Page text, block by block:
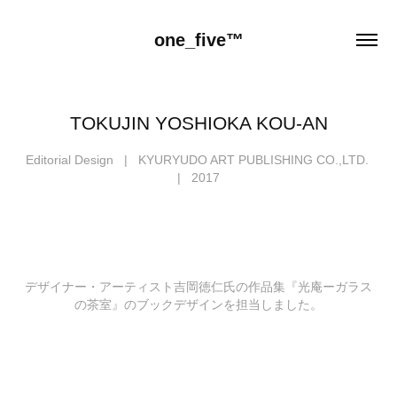
one_five™
TOKUJIN YOSHIOKA KOU-AN
Editorial Design | KYURYUDO ART PUBLISHING CO.,LTD.
| 2017
デザイナー・アーティスト吉岡徳仁氏の作品集『光庵ーガラス
の茶室』のブックデザインを担当しました。